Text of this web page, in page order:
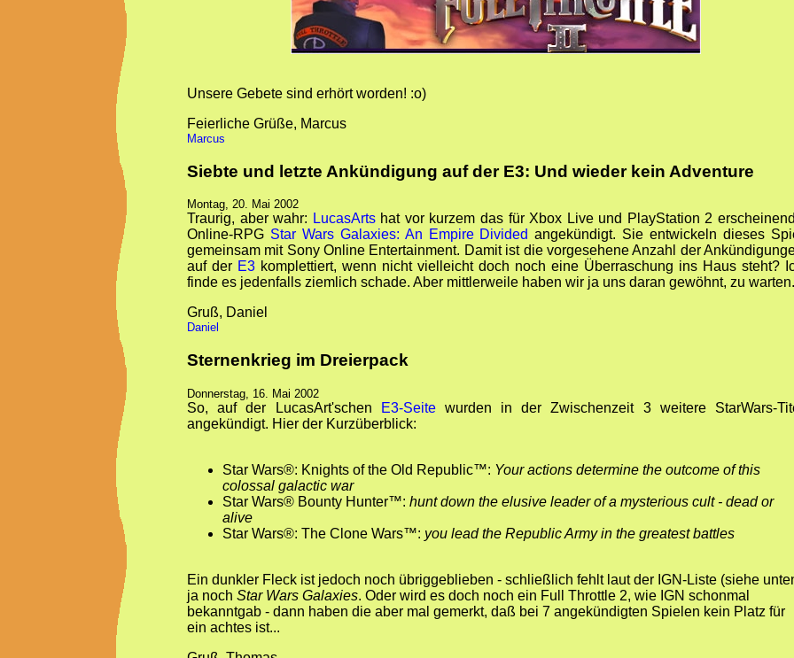
Unsere Gebete sind erhört worden! :o)
Feierliche Grüße, Marcus
Marcus
Siebte und letzte Ankündigung auf der E3: Und wieder kein Adventure
Montag, 20. Mai 2002
Traurig, aber wahr: LucasArtshat vor kurzem das für Xbox Live und PlayStation 2
Online-RPG Star Wars Galaxies: An Empire Divided angekündigt. Sie entwickeln dieses
gemeinsam mit Sony Online Entertainment. Damit ist die vorgesehene Anzahl der
auf der E3 komplettiert, wenn nicht vielleicht doch noch eine Überraschung ins Haus steht?
finde es jedenfalls ziemlich schade. Aber mittlerweile haben wir ja uns daran gewöhnt, zu warten.
Gruß, Daniel
Daniel
Sternenkrieg im Dreierpack
Donnerstag, 16. Mai 2002
So, auf der LucasArt'schen E3-Seitewurden in der Zwischenzeit 3 weitere StarWars-
angekündigt. Hier der Kurzüberblick:
Star Wars®: Knights of the Old Republic™: Your actions determine the outcome of this
colossal galactic war
Star Wars® Bounty Hunter™: hunt down the elusive leader of a mysterious cult - dead or
alive
Star Wars®: The Clone Wars™: you lead the Republic Army in the greatest battles
Ein dunkler Fleck ist jedoch noch übriggeblieben - schließlich fehlt laut der IGN-Liste (siehe
ja noch Star Wars Galaxies. Oder wird es doch noch ein Full Throttle 2, wie IGN schonmal
bekanntgab - dann haben die aber mal gemerkt, daß bei 7 angekündigten Spielen kein Platz für
ein achtes ist...